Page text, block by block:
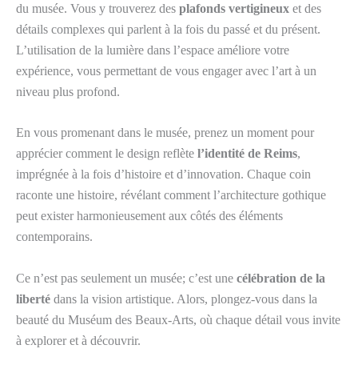
du musée. Vous y trouverez des plafonds vertigineux et des
détails complexes qui parlent à la fois du passé et du présent.
L’utilisation de la lumière dans l’espace améliore votre
expérience, vous permettant de vous engager avec l’art à un
niveau plus profond.
En vous promenant dans le musée, prenez un moment pour
apprécier comment le design reflète l’identité de Reims,
imprégnée à la fois d’histoire et d’innovation. Chaque coin
raconte une histoire, révélant comment l’architecture gothique
peut exister harmonieusement aux côtés des éléments
contemporains.
Ce n’est pas seulement un musée; c’est une célébration de la
liberté dans la vision artistique. Alors, plongez-vous dans la
beauté du Muséum des Beaux-Arts, où chaque détail vous invite
à explorer et à découvrir.